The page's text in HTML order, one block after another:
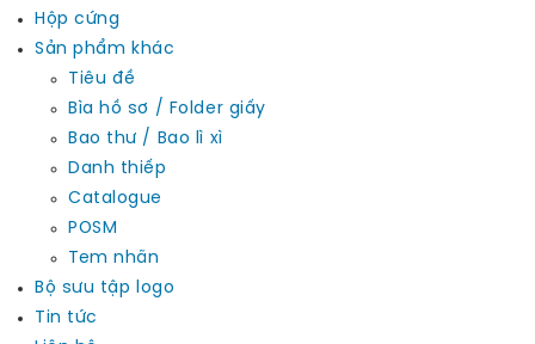
Hộp cứng
Sản phẩm khác
Tiêu đề
Bìa hồ sơ / Folder giấy
Bao thư / Bao lì xì
Danh thiếp
Catalogue
POSM
Tem nhãn
Bộ sưu tập logo
Tin tức